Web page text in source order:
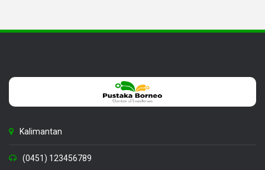
Kalimantan
(0451) 123456789